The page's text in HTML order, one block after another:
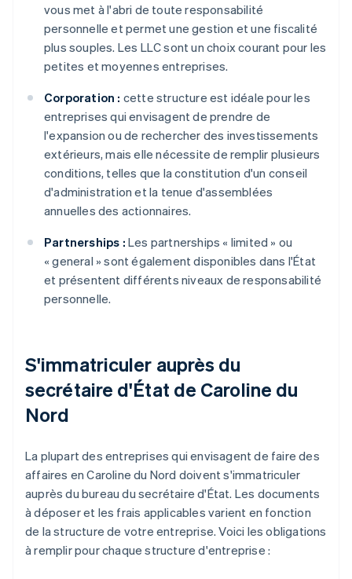
vous met à l'abri de toute responsabilité
personnelle et permet une gestion et une fiscalité
plus souples. Les LLC sont un choix courant pour les
petites et moyennes entreprises.
Corporation : cette structure est idéale pour les
entreprises qui envisagent de prendre de
l'expansion ou de rechercher des investissements
extérieurs, mais elle nécessite de remplir plusieurs
conditions, telles que la constitution d'un conseil
d'administration et la tenue d'assemblées
annuelles des actionnaires.
Partnerships : Les partnerships « limited » ou
« general » sont également disponibles dans l'État
et présentent différents niveaux de responsabilité
personnelle.
S'immatriculer auprès du
secrétaire d'État de Caroline du
Nord
La plupart des entreprises qui envisagent de faire des
affaires en Caroline du Nord doivent s'immatriculer
auprès du bureau du secrétaire d'État. Les documents
à déposer et les frais applicables varient en fonction
de la structure de votre entreprise. Voici les obligations
à remplir pour chaque structure d'entreprise :